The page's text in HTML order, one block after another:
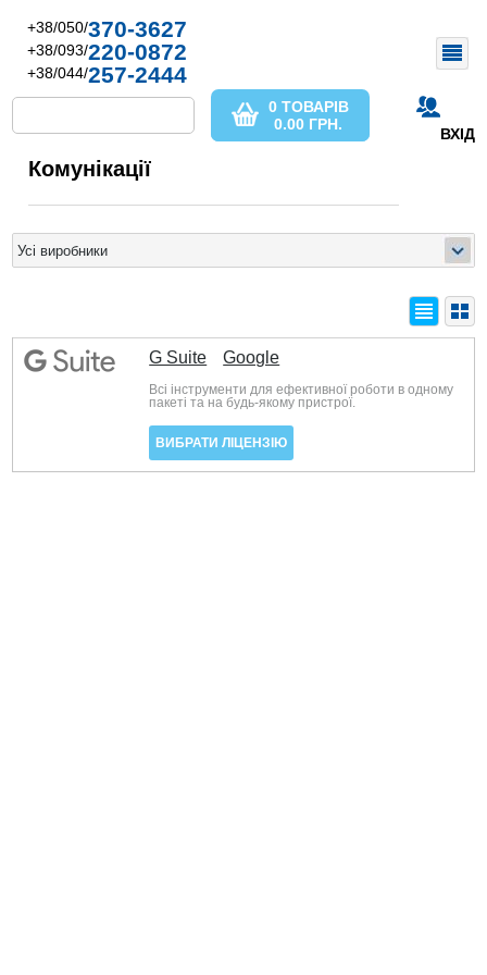
+38/050/370-3627
+38/093/220-0872
+38/044/257-2444
ВХІД
0 ТОВАРІВ
0.00 ГРН.
Комунікації
G Suite Google
Всі інструменти для ефективної роботи в одному
пакеті та на будь-якому пристрої.
ВИБРАТИ ЛІЦЕНЗІЮ